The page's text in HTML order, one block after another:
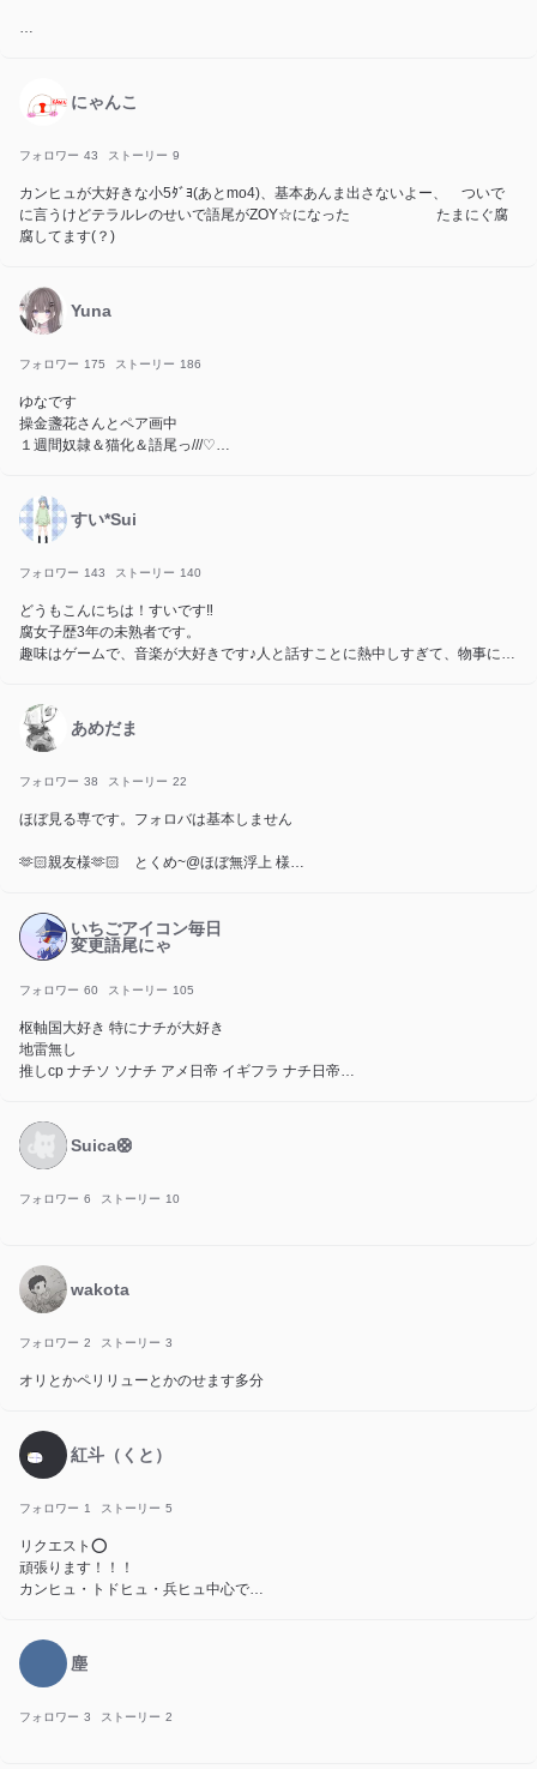
プロセカ好きです、今もやってます
555フォロワー、555ストーリー、55フォロー(全部5にしたい)
にゃんこ
フォロワー 43 ストーリー 9
カンヒュが大好きな小5ﾀﾞﾖ(あとmo4)、基本あんま出さないよー、 ついで
に言うけどテラルレのせいで語尾がZOY☆になった たまにぐ腐
腐してます(？)
Yuna
フォロワー 175 ストーリー 186
ゆなです
操金盞花さんとペア画中
１週間奴隷＆猫化＆語尾っ///♡
タメ口全然いいよー
12歳だよ
関係者
親友 もちもちにゃんこ
弟子 ことは
相棒 りん
妹 るか
後輩 椥守薇月
友達 ネルル しおんまる とわ
夜宵 莉子 💜
月城 水希 🩵
すい*Sui
フォロワー 143 ストーリー 140
どうもこんにちは！すいです‼︎
腐女子歴3年の未熟者です。
趣味はゲームで、音楽が大好きです♪人と話すことに熱中しすぎて、物事に集
気分で投稿してるので、休みの日は投稿しないかもしれませんね☆
フォロバ100💮です！フォローお待ちしております！
あめだま
フォロワー 38 ストーリー 22
ほぼ見る専です。フォロバは基本しません
🫶🏻親友様‪‪🫶🏻︎‪ とくめ~@ほぼ無浮上 様
最推し：沖縄 三重
カンヒュ 推し：ブラジル モンゴル スペイン
いちごアイコン毎日
変更語尾にゃ
フォロワー 60 ストーリー 105
枢軸国大好き 特にナチが大好き
地雷無し
推しcp ナチソ ソナチ アメ日帝 イギフラ ナチ日帝
(しぃちゃん)
ボカロ CH PB Undertale なら伝わります
FM集 🇯🇵☀🇫🇮 🇯🇵🍡 🌙🇯🇵 🌌🍁🇨🇳
Suica🛟
フォロワー 6 ストーリー 10
wakota
フォロワー 2 ストーリー 3
オリとかペリリューとかのせます多分
紅斗（くと）
フォロワー 1 ストーリー 5
リクエスト⭕️
頑張ります！！！
カンヒュ・トドヒュ・兵ヒュ中心です
開始日:2026/08/07
塵
フォロワー 3 ストーリー 2